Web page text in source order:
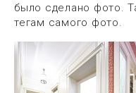
было сделано фото.
тегам самого фото.